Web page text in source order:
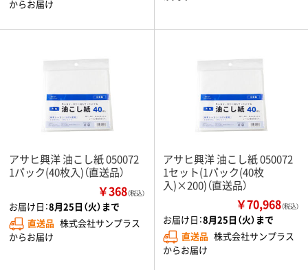
からお届け
アサヒ興洋 油こし紙 050072
1パック(40枚入)（直送品）
￥368（税込）
お届け日：8月25日（火）まで
直送品 株式会社サンプラス
からお届け
アサヒ興洋 油こし紙 050072
1セット(1パック(40枚
入)×200)（直送品）
￥70,968（税込）
お届け日：8月25日（火）まで
直送品 株式会社サンプラス
からお届け